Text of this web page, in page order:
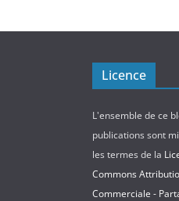
Licence
L'ensemble de ce
publications sont
les termes de la
Commons
Commerciale -